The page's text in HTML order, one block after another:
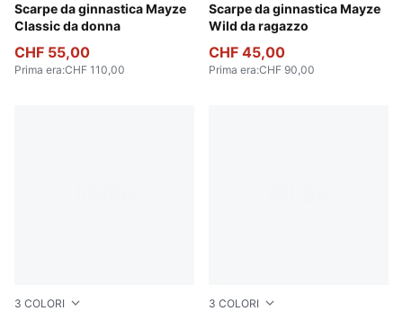
Scarpe da ginnastica Mayze
Classic da donna
Puma White
CHF 55,00
Prima era:CHF 110,00
Scarpe da ginnastica Mayze
Wild da ragazzo
PUMA White-Snow
CHF 45,00
Prima era:CHF 90,00
3 COLORI 3 COLORI